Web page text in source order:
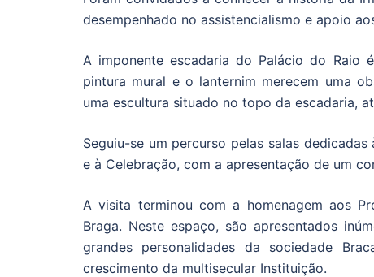
desempenhado no assistencialismo e apoio
A imponente escadaria do Palácio do
pintura mural e o lanternim merecem uma
uma escultura situado no topo da escadaria,
Seguiu-se um percurso pelas salas
e à Celebração, com a apresentação de um
A visita terminou com a homenagem aos
Braga. Neste espaço, são apresentados
grandes personalidades da sociedade
crescimento da multisecular Instituição.